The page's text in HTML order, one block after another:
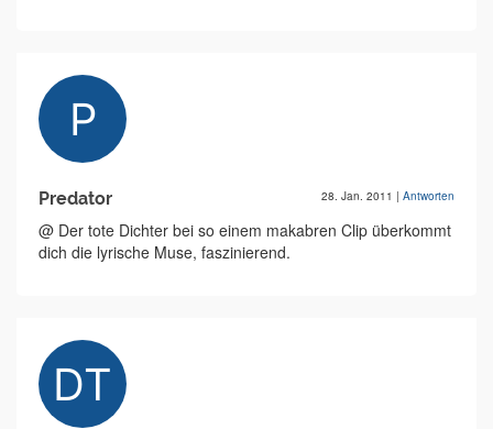
Predator 28. Jan. 2011 | Antworten
@ Der tote Dichter bei so einem makabren Clip überkommt
dich die lyrische Muse, faszinierend.